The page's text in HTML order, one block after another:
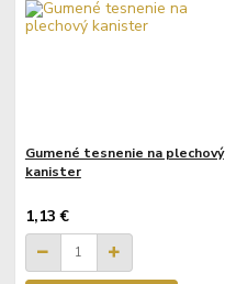
Gumené tesnenie na plechový
kanister
1,13 €